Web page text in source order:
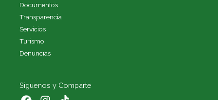
Documentos
Transparencia
Servicios
Turismo
Denuncias
Siguenos y Comparte